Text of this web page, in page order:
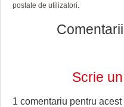
postate de utilizatori.
Scrie
1 comentariu pentru acest